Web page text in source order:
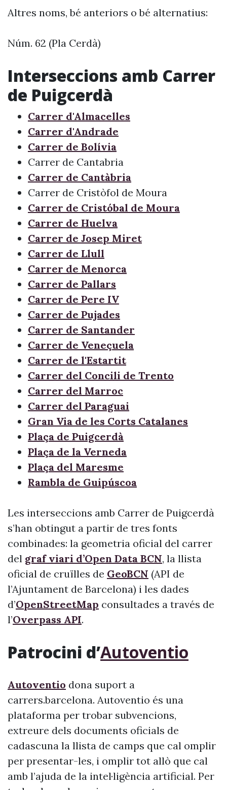
Altres noms, bé anteriors o bé alternatius:
Núm. 62 (Pla Cerdà)
Interseccions amb Carrer
de Puigcerdà
Carrer d'Almacelles
Carrer d'Andrade
Carrer de Bolívia
Carrer de Cantabria
Carrer de Cantàbria
Carrer de Cristòfol de Moura
Carrer de Cristóbal de Moura
Carrer de Huelva
Carrer de Josep Miret
Carrer de Llull
Carrer de Menorca
Carrer de Pallars
Carrer de Pere IV
Carrer de Pujades
Carrer de Santander
Carrer de Veneçuela
Carrer de l'Estartit
Carrer del Concili de Trento
Carrer del Marroc
Carrer del Paraguai
Gran Via de les Corts Catalanes
Plaça de Puigcerdà
Plaça de la Verneda
Plaça del Maresme
Rambla de Guipúscoa
Les interseccions amb Carrer de Puigcerdà
s’han obtingut a partir de tres fonts
combinades: la geometria oficial del carrer
del graf viari d’Open Data BCN, la llista
oficial de cruïlles de GeoBCN (API de
l’Ajuntament de Barcelona) i les dades
d’OpenStreetMap consultades a través de
l’Overpass API.
Patrocini d’Autoventio
Autoventio dona suport a
carrers.barcelona. Autoventio és una
plataforma per trobar subvencions,
extreure dels documents oficials de
cadascuna la llista de camps que cal omplir
per presentar-les, i omplir tot allò que cal
amb l’ajuda de la intel·ligència artificial. Per